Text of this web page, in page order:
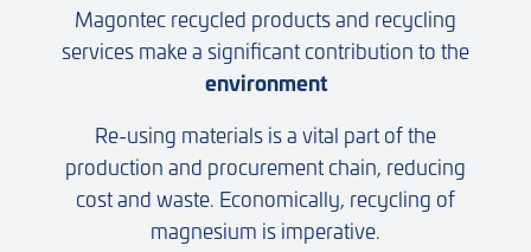
Magontec recycled products and recycling
services make a significant contribution to the
environment
Re-using materials is a vital part of the
production and procurement chain, reducing
cost and waste. Economically, recycling of
magnesium is imperative.